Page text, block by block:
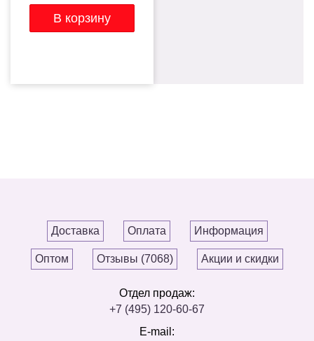
Доставка Оплата Информация
Оптом Отзывы (7068) Акции и скидки
Отдел продаж:
+7 (495) 120-60-67
E-mail: